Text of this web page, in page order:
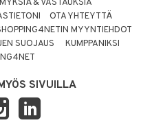
& VASTAUKSIA
OTA YHTEYTTÄ
MYYNTIEHDOT
SUOJAUS
KUMPPANIKSI
SIVUILLA